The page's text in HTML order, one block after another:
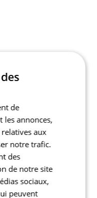
de
les annonces,
aux
notre trafic.
des
de notre site
sociaux,
peuvent